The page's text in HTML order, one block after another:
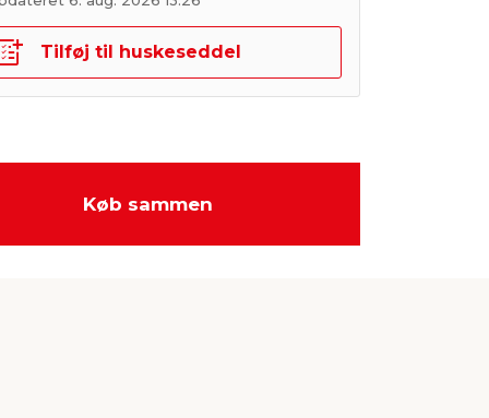
Tilføj til huskeseddel
Køb sammen